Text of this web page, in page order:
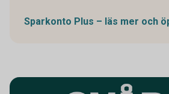
Sparkonto Plus – läs mer och